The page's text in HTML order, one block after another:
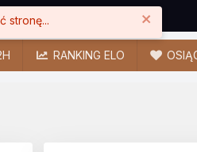
RANKING ELO
stronę...